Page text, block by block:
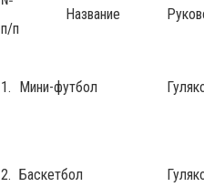
п/п
Название
1. Мини-футбол
2. Баскетбол